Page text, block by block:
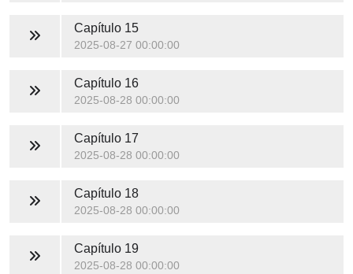
Capítulo 15
2025-08-27 00:00:00
Capítulo 16
2025-08-28 00:00:00
Capítulo 17
2025-08-28 00:00:00
Capítulo 18
2025-08-28 00:00:00
Capítulo 19
2025-08-28 00:00:00